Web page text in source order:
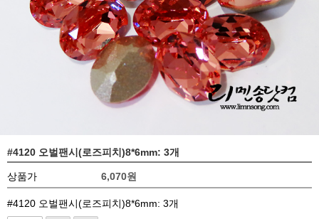
#4120 오벌팬시(로즈피치)8*6mm: 3개
상품가 6,070원
#4120 오벌팬시(로즈피치)8*6mm: 3개